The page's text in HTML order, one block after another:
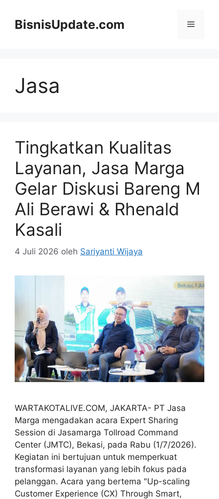
BisnisUpdate.com Menu
Jasa
Tingkatkan Kualitas
Layanan, Jasa Marga
Gelar Diskusi Bareng M
Ali Berawi & Rhenald
Kasali
4 Juli 2026 oleh Sariyanti Wijaya
WARTAKOTALIVE.COM, JAKARTA- PT Jasa
Marga mengadakan acara Expert Sharing
Session di Jasamarga Tollroad Command
Center (JMTC), Bekasi, pada Rabu (1/7/2026).
Kegiatan ini bertujuan untuk memperkuat
transformasi layanan yang lebih fokus pada
pelanggan. Acara yang bertema "Up-scaling
Customer Experience (CX) Through Smart,